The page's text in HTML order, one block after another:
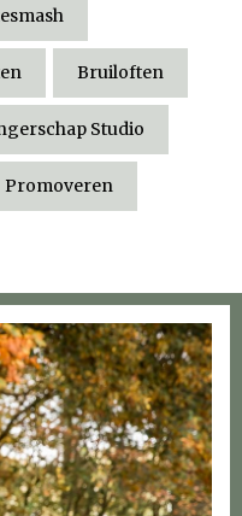
Bruiloften
Studio
Promoveren